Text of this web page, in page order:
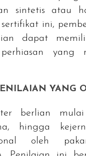
sintetis atau
ini,
dapat
yang
YANG
berlian
hingga
oleh